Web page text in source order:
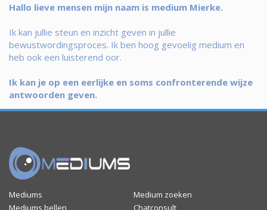
Hallo lieve mensen mijn naam is medium Mierke.
Ik kan jullie steun en inzicht geven in jullie
bewustwordingsproces. Ik ben hoog gevoelig medium en
heb ook een luisterend oor.
Ik kan je op een eerlijke en soms confronterende wijze
antwoorden geven.
Mediums
Medium zoeken
Mediums bellen
Chatconsult